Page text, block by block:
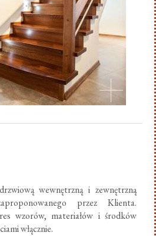
wewnętrzną i zewnętrzną
przez Klienta.
wzorów, materiałów i środków
włącznie.